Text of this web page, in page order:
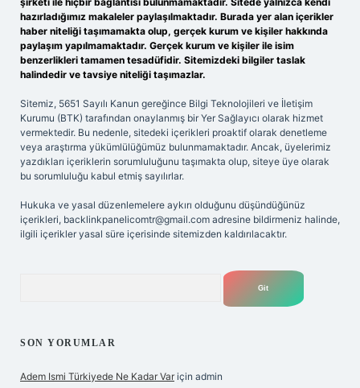
hazırladığımız makaleler paylaşılmaktadır. Burada yer alan içerikler
haber niteliği taşımamakta olup, gerçek kurum ve kişiler hakkında
paylaşım yapılmamaktadır. Gerçek kurum ve kişiler ile isim
benzerlikleri tamamen tesadüfidir. Sitemizdeki bilgiler taslak
halindedir ve tavsiye niteliği taşımazlar.
Sitemiz, 5651 Sayılı Kanun gereğince Bilgi Teknolojileri ve İletişim
Kurumu (BTK) tarafından onaylanmış bir Yer Sağlayıcı olarak hizmet
vermektedir. Bu nedenle, sitedeki içerikleri proaktif olarak denetleme
veya araştırma yükümlülüğümüz bulunmamaktadır. Ancak, üyelerimiz
yazdıkları içeriklerin sorumluluğunu taşımakta olup, siteye üye olarak
bu sorumluluğu kabul etmiş sayılırlar.
Hukuka ve yasal düzenlemelere aykırı olduğunu düşündüğünüz
içerikleri, backlinkpanelicomtr@gmail.com adresine bildirmeniz halinde,
ilgili içerikler yasal süre içerisinde sitemizden kaldırılacaktır.
SON YORUMLAR
Adem Ismi Türkiyede Ne Kadar Var için admin